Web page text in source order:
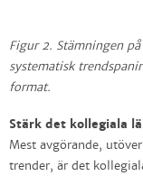
Figur 2. Stämningen
systematisk
format.
Stärk det kollegiala
Mest avgörande,
trender, är det